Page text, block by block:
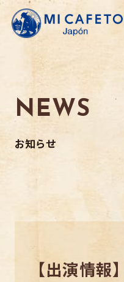
NEWS
お知らせ
【出演情報